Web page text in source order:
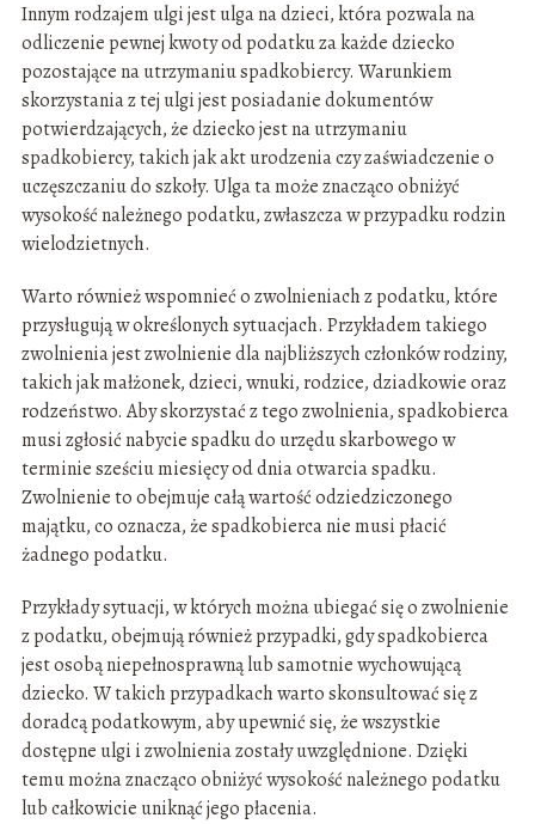
Innym rodzajem ulgi jest ulga na dzieci, która pozwala na
odliczenie pewnej kwoty od podatku za każde dziecko
pozostające na utrzymaniu spadkobiercy. Warunkiem
skorzystania z tej ulgi jest posiadanie dokumentów
potwierdzających, że dziecko jest na utrzymaniu
spadkobiercy, takich jak akt urodzenia czy zaświadczenie o
uczęszczaniu do szkoły. Ulga ta może znacząco obniżyć
wysokość należnego podatku, zwłaszcza w przypadku rodzin
wielodzietnych.
Warto również wspomnieć o zwolnieniach z podatku, które
przysługują w określonych sytuacjach. Przykładem takiego
zwolnienia jest zwolnienie dla najbliższych członków rodziny,
takich jak małżonek, dzieci, wnuki, rodzice, dziadkowie oraz
rodzeństwo. Aby skorzystać z tego zwolnienia, spadkobierca
musi zgłosić nabycie spadku do urzędu skarbowego w
terminie sześciu miesięcy od dnia otwarcia spadku.
Zwolnienie to obejmuje całą wartość odziedziczonego
majątku, co oznacza, że spadkobierca nie musi płacić
żadnego podatku.
Przykłady sytuacji, w których można ubiegać się o zwolnienie
z podatku, obejmują również przypadki, gdy spadkobierca
jest osobą niepełnosprawną lub samotnie wychowującą
dziecko. W takich przypadkach warto skonsultować się z
doradcą podatkowym, aby upewnić się, że wszystkie
dostępne ulgi i zwolnienia zostały uwzględnione. Dzięki
temu można znacząco obniżyć wysokość należnego podatku
lub całkowicie uniknąć jego płacenia.